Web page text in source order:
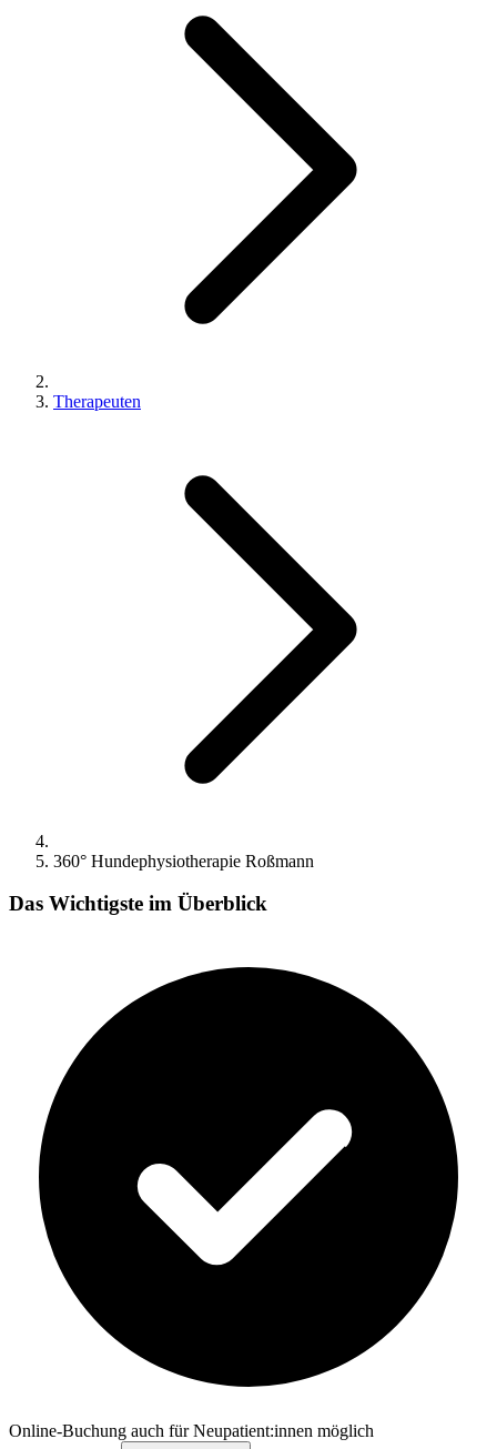
Therapeuten
360° Hundephysiotherapie Roßmann
Das Wichtigste im Überblick
Online-Buchung auch für Neupatient:innen möglich